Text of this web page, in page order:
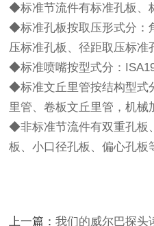
◆标准节流件有标准孔板、
◆标准孔板按取压形式分：
压标准孔板、径距取压标准
◆标准喷嘴按型式分：
◆标准文丘里管按结构型式
里管、卷板文丘里管，机械
◆非标准节流件有双重孔板
板、小口径孔板、偏心孔板
上一篇：我们的威尔巴探头读数偏